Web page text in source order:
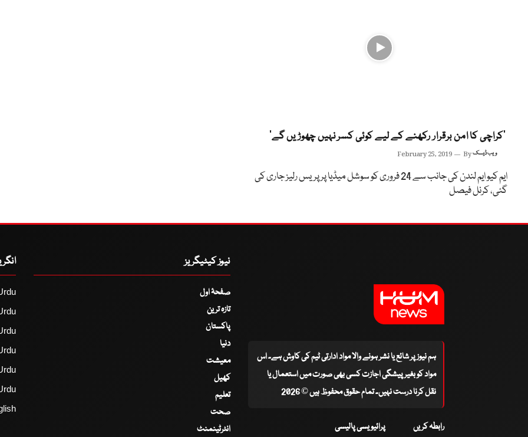
‘کراچی کا امن برقرار رکھنے کے لیے کوئی کسر نہیں چھوڑیں گے’
February 25, 2019 Byویب ڈیسک
ایم کیو ایم لندن کی جانب سے 24 فروری کو سوشل میڈیا پر پریس رلیز جاری کی
گئی، کرنل فیصل
ہم نیوز پر شائع یا نشر ہونے والا مواد ادارتی ٹیم کی کاوش ہے۔ اس
مواد کو بغیر پیشگی اجازت کسی بھی صورت میں استعمال یا
نقل کرنا درست نہیں۔ تمام حقوق محفوظ ہیں © 2026
رابطہ کریں پرائیویسی پالیسی
نیوز کیٹیگریز
صفحۂ اول
تازہ ترین
پاکستان
دنیا
معیشت
کھیل
تعلیم
صحت
انٹرٹینمنٹ